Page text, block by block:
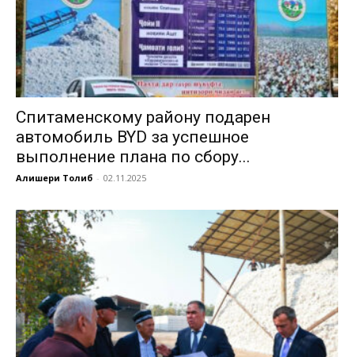
Спитаменскому району подарен
автомобиль BYD за успешное
выполнение плана по сбору...
Алишери Толиб - 02.11.2025